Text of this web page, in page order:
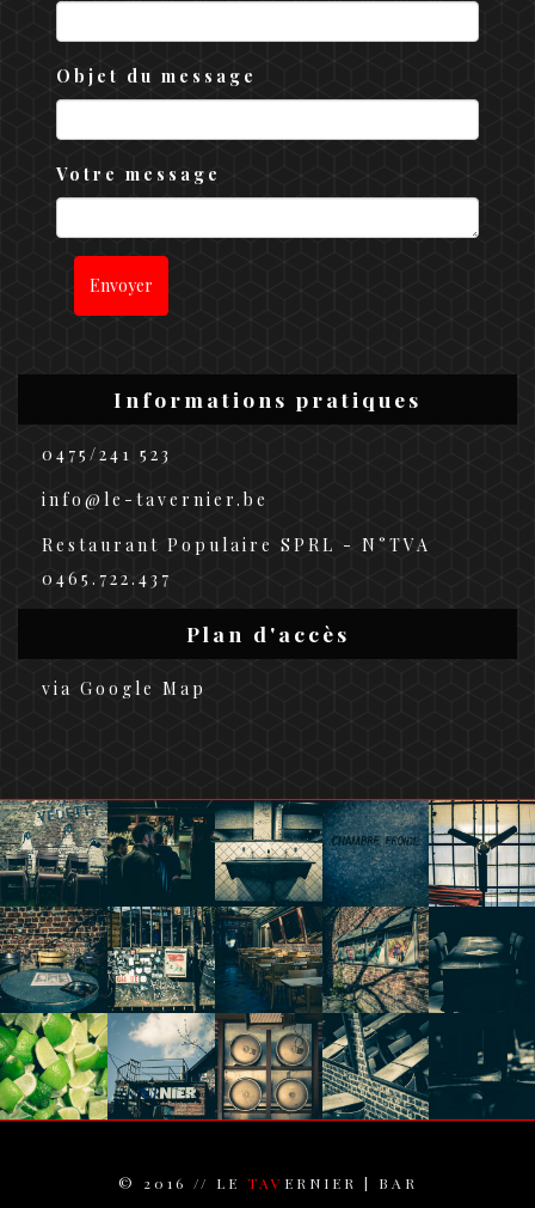
Objet du message
Votre message
Envoyer
Informations pratiques
0475/241 523
info@le-tavernier.be
Restaurant Populaire SPRL - N°TVA
0465.722.437
Plan d'accès
via Google Map
© 2016 // LE TAV ERNIER | BAR